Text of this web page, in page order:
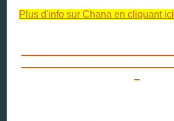
Plus d'info sur Chana en cliquant ici